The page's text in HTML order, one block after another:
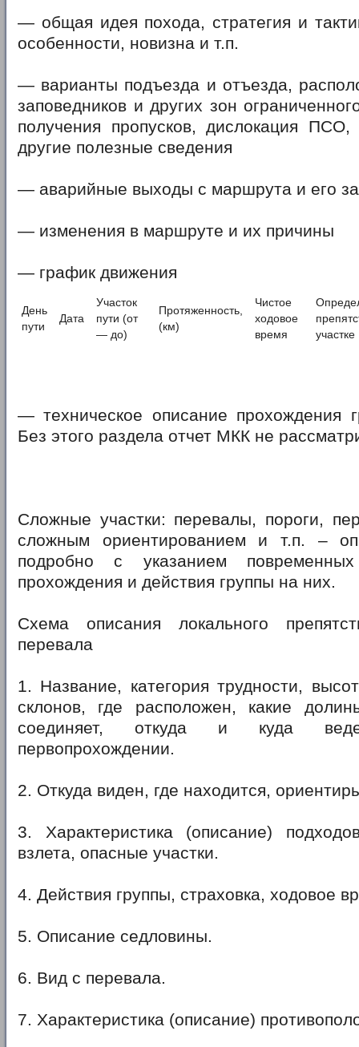
— общая идея похода, стратегия и
особенности, новизна и т.п.
— варианты подъезда и отъезда,
заповедников и других зон
получения пропусков, дислокация
другие полезные сведения
— аварийные выходы с маршрута и его
— изменения в маршруте и их причины
— график движения
День
пути
Дата
Участок
пути (от
— до)
Протяженность,
(км)
Чистое
ходовое
время
участке
— техническое описание прохождения
Без этого раздела отчет МКК не
Сложные участки: перевалы, пороги,
сложным ориентированием и т.п. –
подробно с указанием
прохождения и действия группы на них.
Схема описания локального
перевала
1. Название, категория трудности,
склонов, где расположен, какие
соединяет, откуда и куда
первопрохождении.
2. Откуда виден, где находится,
3. Характеристика (описание)
взлета, опасные участки.
4. Действия группы, страховка, ходовое
5. Описание седловины.
6. Вид с перевала.
7. Характеристика (описание)